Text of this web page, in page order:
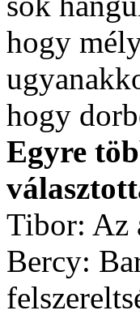
hogy
hogy
Egyre
Tibor: Az
Bercy: